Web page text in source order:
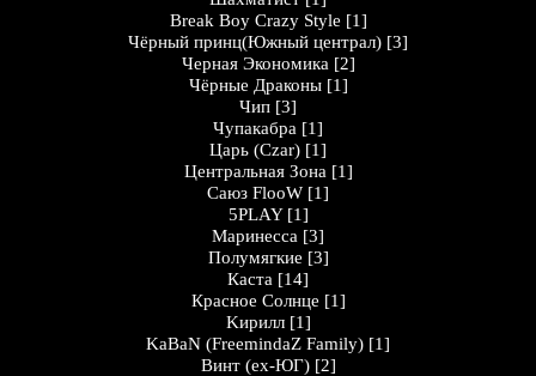
Break Boy Crazy Style [1]
Чёрный принц(Южный централ) [3]
Черная Экономика [2]
Чёрные Драконы [1]
Чип [3]
Чупакабра [1]
Царь (Czar) [1]
Центральная Зона [1]
Саюз FlooW [1]
5PLAY [1]
Маринесса [3]
Полумягкие [3]
Каста [14]
Кpaснoе Солнцe [1]
Kирилл [1]
KaBaN (FreemindaZ Family) [1]
Винт (ex-ЮГ) [2]